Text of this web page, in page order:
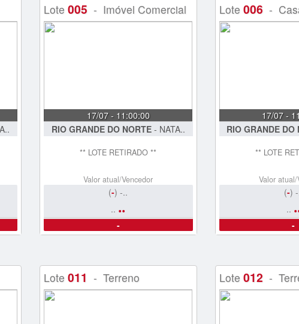
Lote 005 - Imóvel Comercial
17/07 - 11:00:00
RIO GRANDE DO NORTE- NATA..
** LOTE RETIRADO **
Valor atual/Vencedor
(-) -..
.. ..
-
Lote 006 -
17/07 -
RIO GRANDE DO
** LOTE
Valor atual/
(-)
..
-
Lote 011 - Terreno Lote 012 -